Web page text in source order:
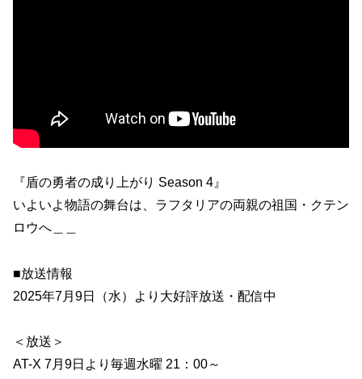
『盾の勇者の成り上がり Season 4』
いよいよ物語の舞台は、ラフタリアの両親の祖国・クテン
ロウへ＿＿
■放送情報
2025年7月9日（水）より大好評放送・配信中
＜放送＞
AT-X 7月9日より毎週水曜 21：00～